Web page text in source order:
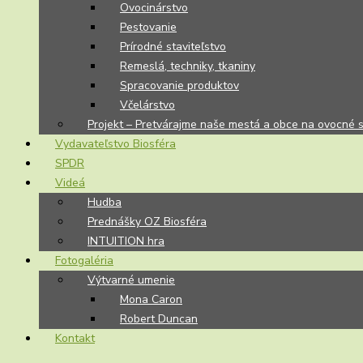
Ovocinárstvo
Pestovanie
Prírodné staviteľstvo
Remeslá, techniky, tkaniny
Spracovanie produktov
Včelárstvo
Projekt – Pretvárajme naše mestá a obce na ovocné
Vydavateľstvo Biosféra
SPDR
Videá
Hudba
Prednášky OZ Biosféra
INTUITION hra
Fotogaléria
Výtvarné umenie
Mona Caron
Robert Duncan
Kontakt